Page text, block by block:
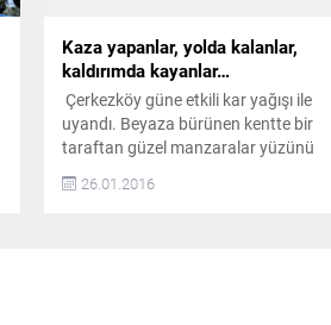
Kaza yapanlar, yolda kalanlar,
kaldırımda kayanlar…
Çerkezköy güne etkili kar yağışı ile
uyandı. Beyaza bürünen kentte bir
taraftan güzel manzaralar yüzünü
gösterirken diğer taraftan ise kar
yağışı hayatı olumsuz yönde
26.01.2016